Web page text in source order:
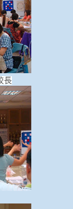
長